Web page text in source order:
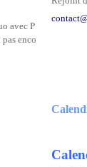
avec P
enco